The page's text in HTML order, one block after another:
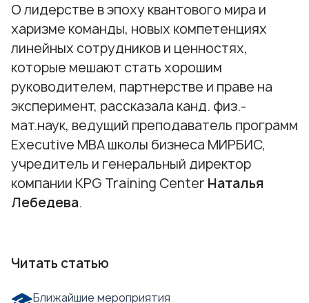
О лидерстве в эпоху квантового мира и
харизме команды, новых компетенциях
линейных сотрудников и ценностях,
которые мешают стать хорошим
руководителем, партнерстве и праве на
эксперимент, рассказала канд. физ.-
мат.наук, ведущий преподаватель программ
Executive МВА школы бизнеса МИРБИС,
учредитель и генеральный директор
компании KPG Training Center Наталья
Лебедева.
Читать статью
Ближайшие мероприятия